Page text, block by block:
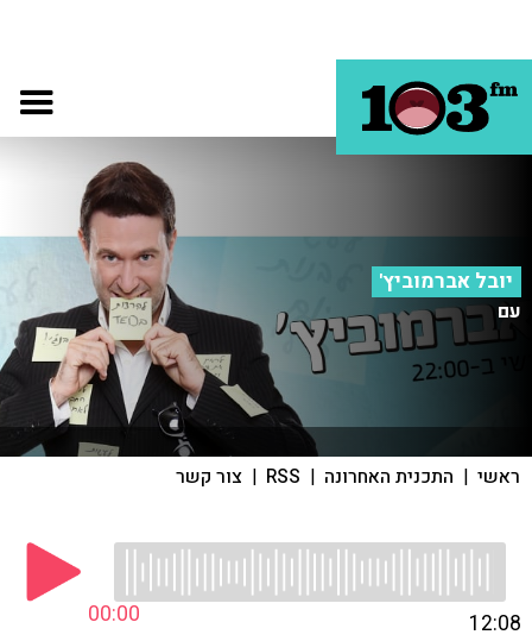
יובל אברמוביץ'
עם
ראשי | התכנית האחרונה |
RSS
| צור קשר
00:00 12:08